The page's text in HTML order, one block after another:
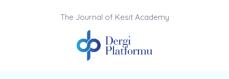
The Journal of Kesit Academy